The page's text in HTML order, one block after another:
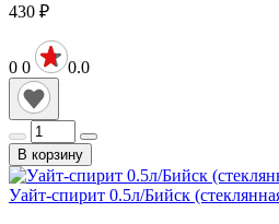
430 ₽
0 0 0.0
В корзину
Уайт-спирит 0.5л/Бийск